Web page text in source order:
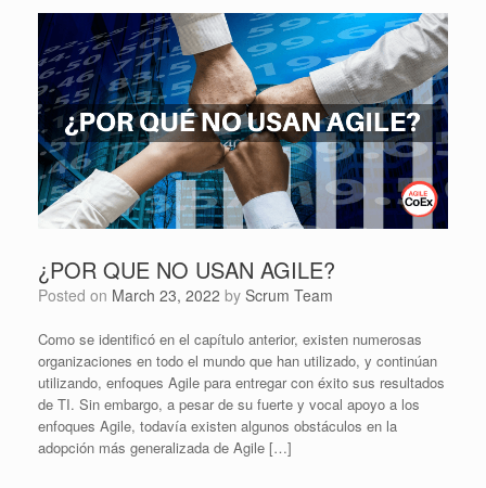
¿POR QUE NO USAN AGILE?
Posted on March 23, 2022 by Scrum Team
Como se identificó en el capítulo anterior, existen numerosas
organizaciones en todo el mundo que han utilizado, y continúan
utilizando, enfoques Agile para entregar con éxito sus resultados
de TI. Sin embargo, a pesar de su fuerte y vocal apoyo a los
enfoques Agile, todavía existen algunos obstáculos en la
adopción más generalizada de Agile […]